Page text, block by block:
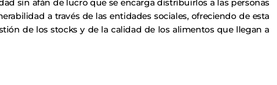
sin afán de lucro que se encarga distribuirlos a las personas
a través de las entidades sociales, ofreciendo de esta
de los stocks y de la calidad de los alimentos que llegan a